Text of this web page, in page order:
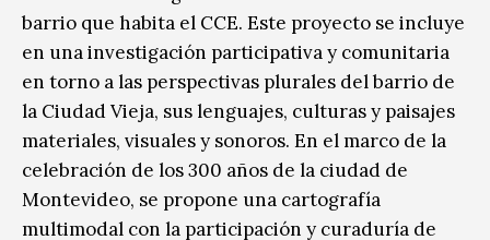
barrio que habita el CCE. Este proyecto se incluye
en una investigación participativa y comunitaria
en torno a las perspectivas plurales del barrio de
la Ciudad Vieja, sus lenguajes, culturas y paisajes
materiales, visuales y sonoros. En el marco de la
celebración de los 300 años de la ciudad de
Montevideo, se propone una cartografía
multimodal con la participación y curaduría de